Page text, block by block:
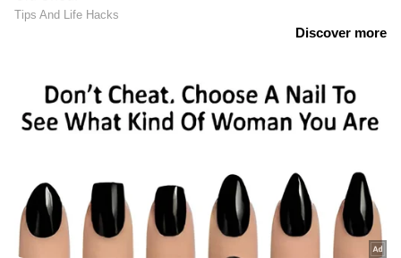
ഉണ്ടാക്കിയ വെടിനിർത്തൽ കരാറുകളെ ഇറ്റാമർ
ആഗോള ഇടപെടലിനായി ബെൻ ഗ്വിർ
അഭ്യർത്ഥനകൾ നടത്തി രംഗത്തെത്തിയിരുന്നു.
പകർന്ന് 'ഇന്ന് രാത്രി ടെഹ്‌റാൻ കത്തിക്കണം'
എന്ന് ആഹ്വാനം ചെയ്ത് ഇറ്റാമർ വീണ്ടും
രംഗത്തെത്തിയത്.